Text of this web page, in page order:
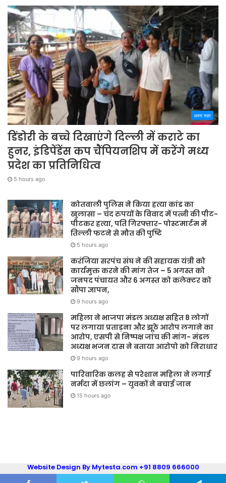
अपना शहर
डिंडोरी के बच्चे दिखाएंगे दिल्ली में कराटे का
हुनर, इंडिपेंडेंस कप चैंपियनशिप में करेंगे मध्य
प्रदेश का प्रतिनिधित्व
5 hours ago
कोतवाली पुलिस ने किया हत्या कांड का
खुलासा – चंद रुपयों के विवाद में पत्नी की पीट-
पीटकर हत्या, पति गिरफ्तार- पोस्टमार्टम में
तिल्ली फटने से मौत की पुष्टि
5 hours ago
करंजिया सरपंच संघ ने की सहायक यंत्री को
कार्यमुक्त करने की मांग तेज – 5 अगस्त को
जनपद पंचायत और 6 अगस्त को कलेक्टर को
सौंपा ज्ञापन,
9 hours ago
महिला ने भाजपा मंडल अध्यक्ष सहित 8 लोगों
पर लगाया प्रताड़ना और झूठे आरोप लगाने का
आरोप, एसपी से निष्पक्ष जांच की मांग- मंडल
अध्यक्ष भजन दास ने बताया आरोपो को निराधार
9 hours ago
पारिवारिक कलह से परेशान महिला ने लगाई
नर्मदा में छलांग – युवकों ने बचाई जान
15 hours ago
Website Design By Mytesta.com +91 8809 666000